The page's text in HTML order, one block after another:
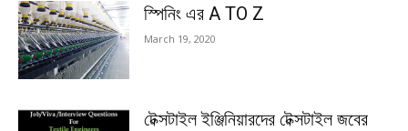
স্পিনিং এর A TO Z
March 19, 2020
টেক্সটাইল ইঞ্জিনিয়ারদের টেক্সটাইল জবের